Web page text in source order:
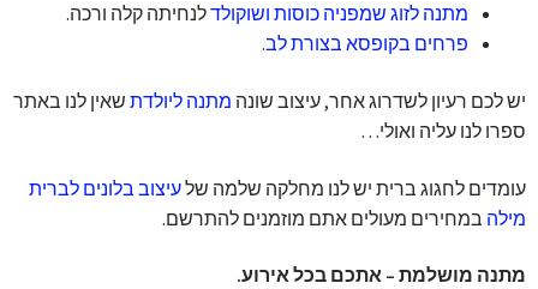
מתנה לזוג שמפניה כוסות ושוקולדלנחיתה קלה ורכה.
פרחים בקופסא בצורת לב.
יש לכם רעיון לשדרוג אחר, עיצוב שונה מתנה ליולדת שאין לנו באתר
ספרו לנו עליה ואולי…
עומדים לחגוג ברית יש לנו מחלקה שלמה שלעיצוב בלונים לברית
מילה במחירים מעולים אתם מוזמנים להתרשם.
מתנה מושלמת – אתכם בכל אירוע.